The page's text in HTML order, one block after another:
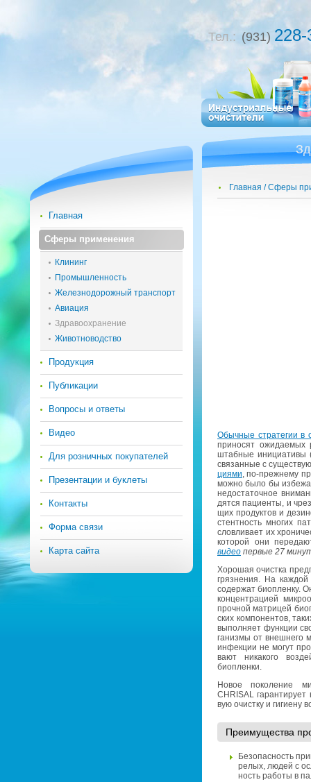
Тел.: (931)
Главная Сферы
Обыч­ные стра­те­гии в
при­но­сят ожи­да­е­мых
штаб­ные ини­ци­а­ти­вы
свя­зан­ные с
ци­я­ми, по-преж­не­му
можно было бы
недо­ста­точ­ное
дят­ся па­ци­ен­ты, и
щих про­дук­тов и
стент­ность мно­гих
слов­ли­ва­ет их
ко­то­рой они
видео пер­вые 27
Хо­ро­шая очист­ка
гряз­не­ния. На каж­дой
со­дер­жат биоплен­ку.
кон­цен­тра­ци­ей
проч­ной мат­ри­цей
ских ком­по­нен­тов,
вы­пол­ня­ет функ­ции
га­низ­мы от внеш­не­го
ин­фек­ции не могут
ва­ют ни­ка­ко­го
биоплен­ки.
Новое по­ко­ле­ние
CHRISAL
вую очист­ку и ги­ги­е­ну
Пре­иму­ще­ства
Без­опас­ность
ре­лых, людей с
ность ра­бо­ты в
Главная
Сферы применения
Клининг
Промышленность
Железнодорожный транспорт
Авиация
Здравоохранение
Животноводство
Продукция
Публикации
Вопросы и ответы
Видео
Для розничных покупателей
Презентации и буклеты
Контакты
Форма связи
Карта сайта